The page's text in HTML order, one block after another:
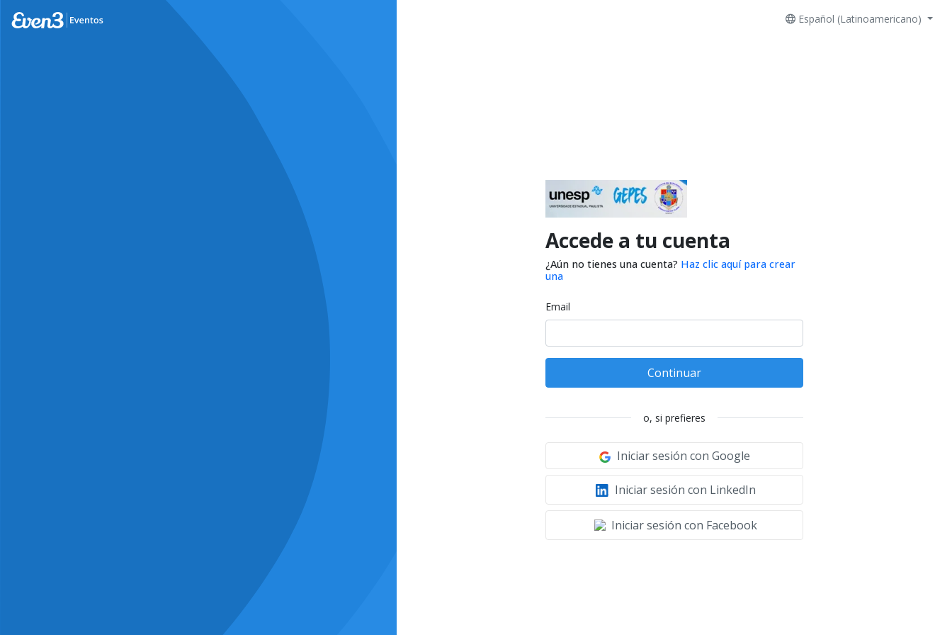
Español (Latinoamericano)
Accede a tu cuenta
¿Aún no tienes una cuenta? Haz clic aquí para crear
una
Email
Continuar
o, si prefieres
Iniciar sesión con Google
Iniciar sesión con LinkedIn
Iniciar sesión con Facebook